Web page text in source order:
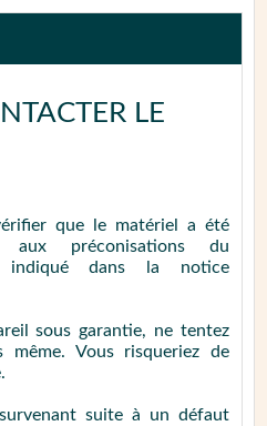
LE
que le matériel a été
aux préconisations du
indiqué dans la notice
sous garantie, ne tentez
Vous risqueriez de
suite à un défaut